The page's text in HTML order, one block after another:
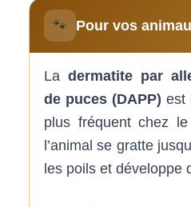
🐾 Pour vos
Ladermatite par
de puces (DAPP) est
plus fréquent chez
l’animal se gratte
les poils et développe